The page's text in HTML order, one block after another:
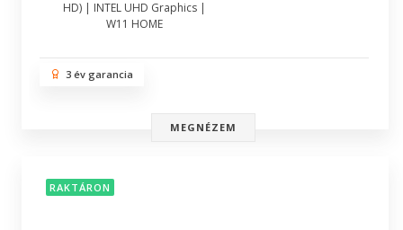
HD) | INTEL UHD Graphics |
W11 HOME
3 év garancia
MEGNÉZEM
RAKTÁRON